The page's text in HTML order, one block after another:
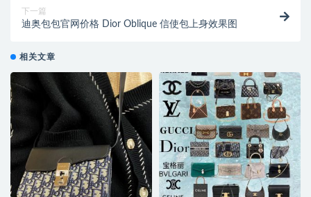
下一篇
迪奥包包官网价格 Dior Oblique 信使包上身效果图
相关文章